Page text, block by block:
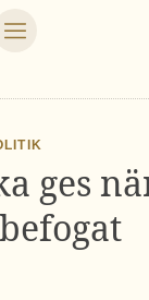
ges
befogat